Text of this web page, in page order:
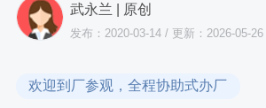
武永兰 | 原创
发布：2020-03-14 / 更新：2026-05-26
欢迎到厂参观，全程协助式办厂